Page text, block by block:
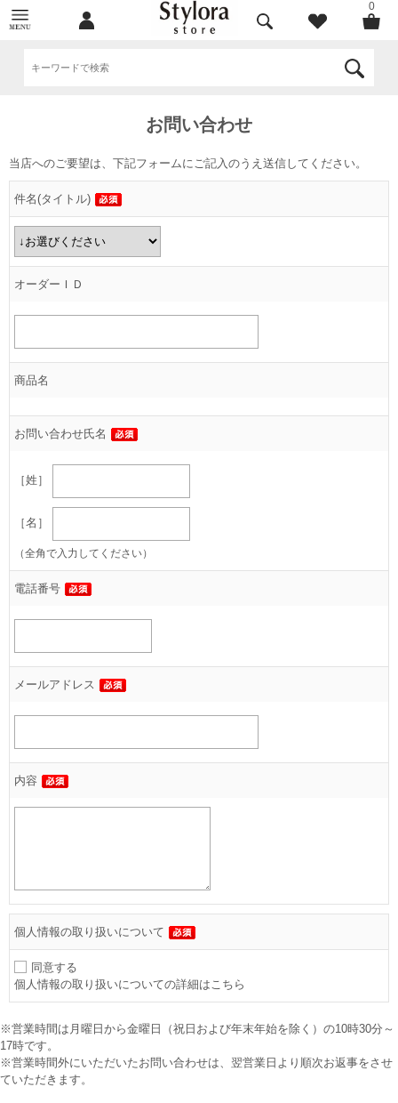
0
お問い合わせ
当店へのご要望は、下記フォームにご記入のうえ送信してください。
件名(タイトル)
オーダーＩＤ
商品名
お問い合わせ氏名
［姓］
［名］
（全角で入力してください）
電話番号
メールアドレス
内容
個人情報の取り扱いについて
同意する
個人情報の取り扱いについての詳細はこちら
※営業時間は月曜日から金曜日（祝日および年末年始を除く）の10時30分～
17時です。
※営業時間外にいただいたお問い合わせは、翌営業日より順次お返事をさせ
ていただきます。